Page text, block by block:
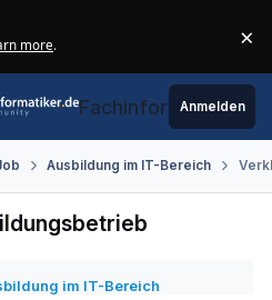
more. ×
Fachinformatiker.de
Anmelden
Ausbildung im IT-Bereich
im IT-Bereich